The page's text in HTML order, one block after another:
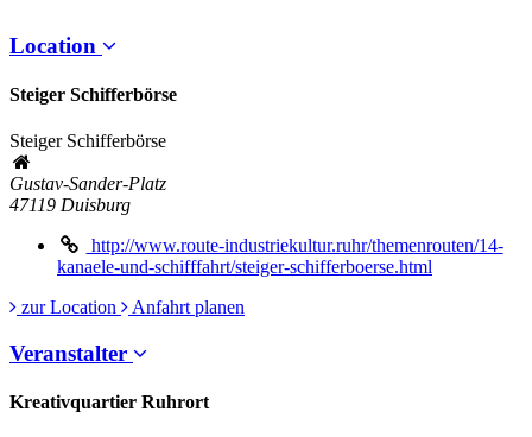
Location
Steiger Schifferbörse
Steiger Schifferbörse
Gustav-Sander-Platz
47119 Duisburg
http://www.route-industriekultur.ruhr/themenrouten/14-
kanaele-und-schifffahrt/steiger-schifferboerse.html
zur Location
Anfahrt planen
Veranstalter
Kreativquartier Ruhrort